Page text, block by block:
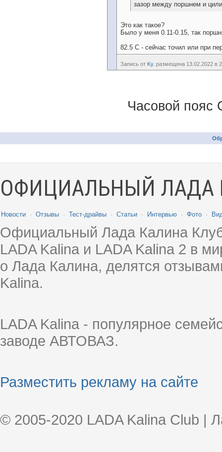
зазор между поршнем и
Это как такое?
Было у меня 0.11-0.15, так
82.5 С - сейчас точил или при
Запись от Ky. размещена 13.02.2022 в
Часовой пояс
ОФИЦИАЛЬНЫЙ ЛАДА
Новости · Отзывы · Тест-драйвы · Статьи · Интервью · Фото ·
Официальный Лада Калина
LADA Kalina и LADA Kalina 2 в
о Лада Калина, делятся
Kalina.
LADA Kalina - популярное
заводе АВТОВАЗ.
Разместить рекламу на сайте
© 2005-2020 LADA Kalina Club |